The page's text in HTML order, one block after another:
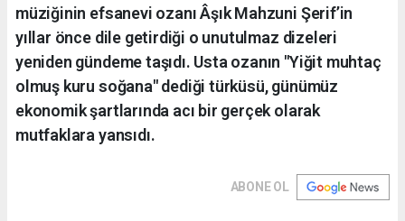
müziğinin efsanevi ozanı Âşık Mahzuni Şerif’in
yıllar önce dile getirdiği o unutulmaz dizeleri
yeniden gündeme taşıdı. Usta ozanın "Yiğit muhtaç
olmuş kuru soğana" dediği türküsü, günümüz
ekonomik şartlarında acı bir gerçek olarak
mutfaklara yansıdı.
ABONE OL